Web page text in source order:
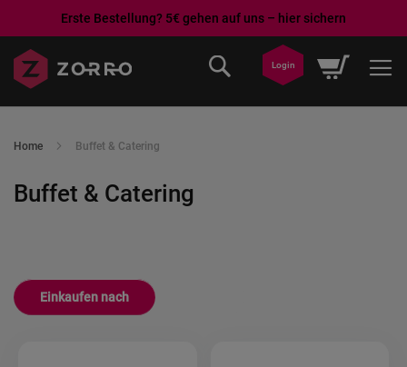
Erste Bestellung? 5€ gehen auf uns – hier sichern
zum
Mein
Login
Home Buffet & Catering
Buffet & Catering
Einkaufen nach